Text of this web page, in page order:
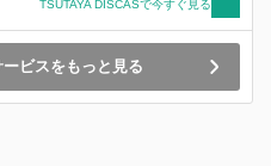
TSUTAYA DISCASで今すぐ見る
ビスをもっと見る